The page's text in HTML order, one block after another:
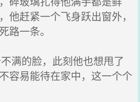
他赶紧一个飞身跃出窗外，
路一条。
满的脸，此刻他也想甩了
容易能待在家中，这一个个